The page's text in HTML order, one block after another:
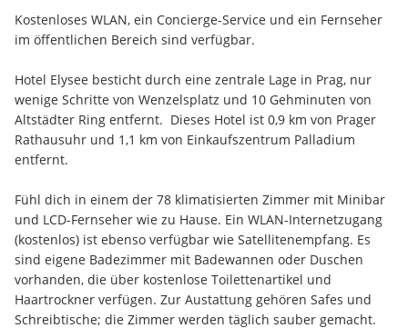
Kostenloses WLAN, ein Concierge-Service und ein Fernseher
im öffentlichen Bereich sind verfügbar.
Hotel Elysee besticht durch eine zentrale Lage in Prag, nur
wenige Schritte von Wenzelsplatz und 10 Gehminuten von
Altstädter Ring entfernt.  Dieses Hotel ist 0,9 km von Prager
Rathausuhr und 1,1 km von Einkaufszentrum Palladium
entfernt.
Fühl dich in einem der 78 klimatisierten Zimmer mit Minibar
und LCD-Fernseher wie zu Hause. Ein WLAN-Internetzugang
(kostenlos) ist ebenso verfügbar wie Satellitenempfang. Es
sind eigene Badezimmer mit Badewannen oder Duschen
vorhanden, die über kostenlose Toilettenartikel und
Haartrockner verfügen. Zur Austattung gehören Safes und
Schreibtische; die Zimmer werden täglich sauber gemacht.